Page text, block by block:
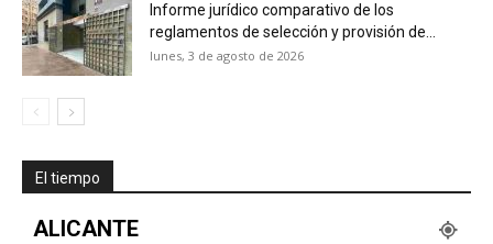
Informe jurídico comparativo de los
reglamentos de selección y provisión de...
lunes, 3 de agosto de 2026
El tiempo
ALICANTE